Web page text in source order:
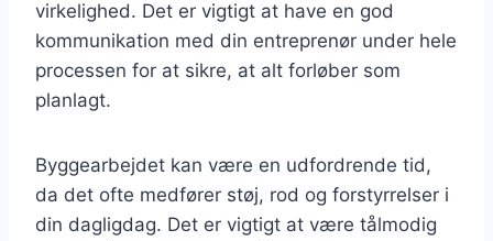
virkelighed. Det er vigtigt at have en god
kommunikation med din entreprenør under hele
processen for at sikre, at alt forløber som
planlagt.
Byggearbejdet kan være en udfordrende tid,
da det ofte medfører støj, rod og forstyrrelser i
din dagligdag. Det er vigtigt at være tålmodig